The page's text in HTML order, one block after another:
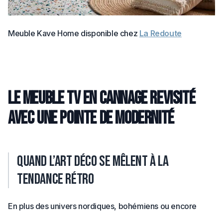
Meuble Kave Home disponible chez La Redoute
Le meuble TV en cannage revisité
avec une pointe de modernité
Quand l’art déco se mêlent à la
tendance rétro
En plus des univers nordiques, bohémiens ou encore